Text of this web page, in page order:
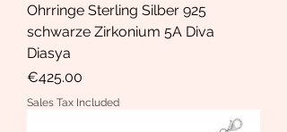
Ohrringe Sterling Silber 925
schwarze Zirkonium 5A Diva
Diasya
Price
€425.00
Sales Tax Included